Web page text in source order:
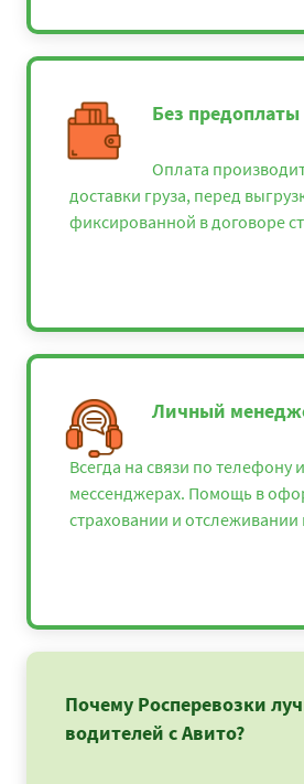
Без
Оплата
доставки груза, перед
фиксированной в договоре
Личный
Всегда на связи по телефону
мессенджерах. Помощь в
страховании и отслеживании
Почему Росперевозки
водителей с Авито?